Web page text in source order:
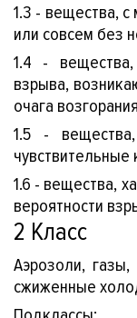
1.3 - вещества,
или совсем без
1.4 - вещества,
взрыва,
очага
1.5 -
1.6 - вещества,
вероятности
2 Класс
Аэрозоли,
сжиженные